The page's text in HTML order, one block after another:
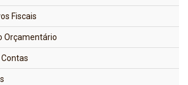
Fiscais
Orçamentário